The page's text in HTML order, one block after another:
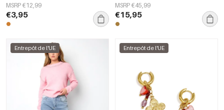
MSRP €12,99
€3,95
MSRP €45,99
€15,95
Entrepôt de l'UE Entrepôt de l'UE